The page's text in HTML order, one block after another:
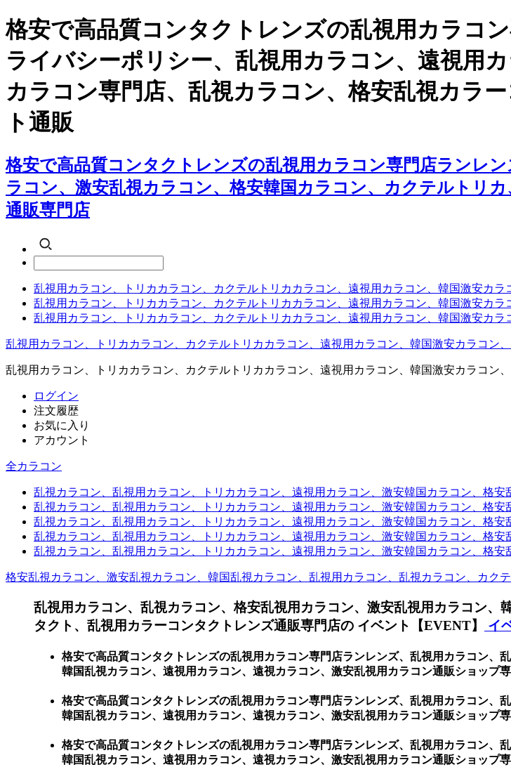
格安で高品質コンタクトレンズの乱視用カラコ
ライバシーポリシー、乱視用カラコン、遠視用
カラコン専門店、乱視カラコン、格安乱視カラ
ト通販
格安で高品質コンタクトレンズの乱視用カラコン専門店ランレ
ラコン、激安乱視カラコン、格安韓国カラコン、カクテルトリ
通販専門店
乱視用カラコン、トリカカラコン、カクテルトリカカラコン、遠視用カラコン、韓国激安カ
乱視用カラコン、トリカカラコン、カクテルトリカカラコン、遠視用カラコン、韓国激安カ
乱視用カラコン、トリカカラコン、カクテルトリカカラコン、遠視用カラコン、韓国激安カ
乱視用カラコン、トリカカラコン、カクテルトリカカラコン、遠視用カラコン、韓国激安カラコン
乱視用カラコン、トリカカラコン、カクテルトリカカラコン、遠視用カラコン、韓国激安カラコン
ログイン
注文履歴
お気に入り
アカウント
全カラコン
乱視カラコン、乱視用カラコン、トリカカラコン、遠視用カラコン、激安韓国カラコン、格安
乱視カラコン、乱視用カラコン、トリカカラコン、遠視用カラコン、激安韓国カラコン、格安
乱視カラコン、乱視用カラコン、トリカカラコン、遠視用カラコン、激安韓国カラコン、格安
乱視カラコン、乱視用カラコン、トリカカラコン、遠視用カラコン、激安韓国カラコン、格安
乱視カラコン、乱視用カラコン、トリカカラコン、遠視用カラコン、激安韓国カラコン、格安
格安乱視カラコン、激安乱視カラコン、韓国乱視カラコン、乱視用カラコン、乱視カラコン、カク
乱視用カラコン、乱視カラコン、格安乱視用カラコン、激安乱視用カラコン
タクト、乱視用カラーコンタクトレンズ通販専門店の イベント【EVENT】
イ
格安で高品質コンタクトレンズの乱視用カラコン専門店ランレンズ、乱視用カラコン、
韓国乱視カラコン、遠視用カラコン、遠視カラコン、激安乱視用カラコン通販ショップ
格安で高品質コンタクトレンズの乱視用カラコン専門店ランレンズ、乱視用カラコン、
韓国乱視カラコン、遠視用カラコン、遠視カラコン、激安乱視用カラコン通販ショップ
格安で高品質コンタクトレンズの乱視用カラコン専門店ランレンズ、乱視用カラコン、
韓国乱視カラコン、遠視用カラコン、遠視カラコン、激安乱視用カラコン通販ショップ